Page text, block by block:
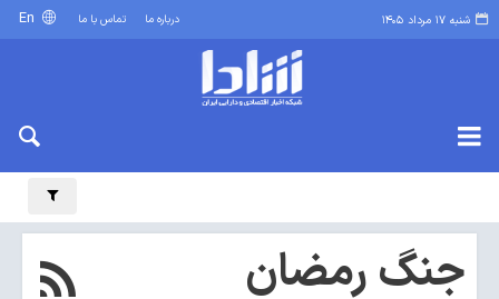
شنبه ۱۷ مرداد ۱۴۰۵ درباره ما تماس با ما
جنگ رمضان